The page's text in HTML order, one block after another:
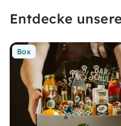
Entdecke
Box